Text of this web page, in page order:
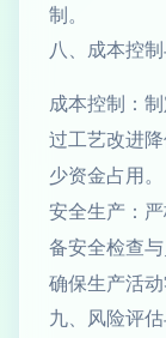
制。
八、成本控
成本控制：
过工艺改进
少资金占用。
安全生产：
备安全检查
确保生产活动
九、风险评